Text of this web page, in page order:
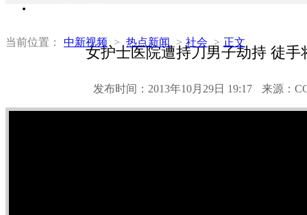
当前位置： 中新视频 > 热点新闻 > 社会 > 正文
女护士医院遭持刀男子劫持 徒手
发布时间：2013年10月29日 19:17 来源：